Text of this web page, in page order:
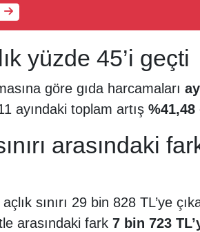
yüzde 45’i geçti
göre gıda harcamaları
ayındaki toplam artış %41,48
arasındaki
sınırı 29 bin 828 TL’ye
arasındaki fark 7 bin 723